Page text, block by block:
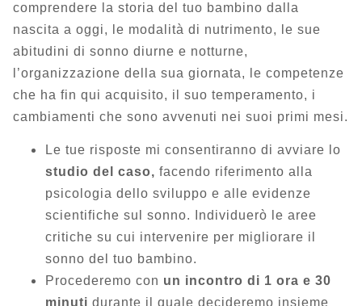
comprendere la storia del tuo bambino dalla
nascita a oggi, le modalità di nutrimento, le sue
abitudini di sonno diurne e notturne,
l’organizzazione della sua giornata, le competenze
che ha fin qui acquisito, il suo temperamento, i
cambiamenti che sono avvenuti nei suoi primi mesi.
Le tue risposte mi consentiranno di avviare lo
studio del caso, facendo riferimento alla
psicologia dello sviluppo e alle evidenze
scientifiche sul sonno. Individuerò le aree
critiche su cui intervenire per migliorare il
sonno del tuo bambino.
Procederemo con un incontro di 1 ora e 30
minuti durante il quale decideremo insieme